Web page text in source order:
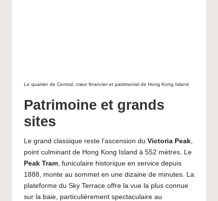
Le quartier de Central, cœur financier et patrimonial de Hong Kong Island
Patrimoine et grands
sites
Le grand classique reste l’ascension du Victoria Peak
point culminant de Hong Kong Island à 552 mètres. Le
Peak Tram , funiculaire historique en service depuis
1888, monte au sommet en une dizaine de minutes. La
plateforme du Sky Terrace offre la vue la plus connue
sur la baie, particulièrement spectaculaire au